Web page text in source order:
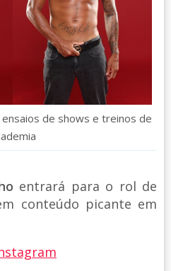
de shows e treinos de
entrará para o rol de
conteúdo picante em